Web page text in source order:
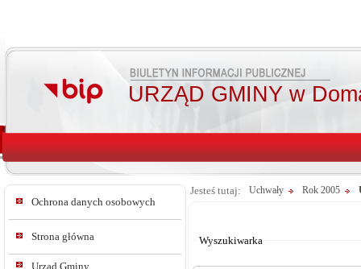
URZĄD GMINY w
Ochrona danych osobowych
Strona główna
Urząd Gminy
Jesteś tutaj: Uchwały Rok 2005
Wyszukiwarka